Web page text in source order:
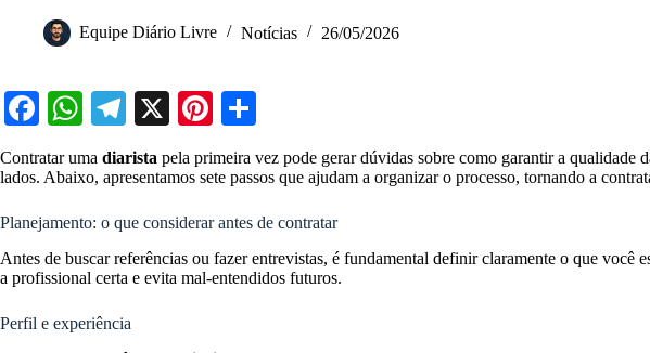
Equipe Diário Livre Notícias 26/05/2026
Fa
ce
bo
ok
W
ha
ts
A
pp
Te
le
gr
a
m
X
Pi
nt
er
es
t
re
Contratar uma diarista pela primeira vez pode gerar dúvidas sobre como garantir a qualidade
lados. Abaixo, apresentamos sete passos que ajudam a organizar o processo, tornando a
Planejamento: o que considerar antes de contratar
Antes de buscar referências ou fazer entrevistas, é fundamental definir claramente o que você
a profissional certa e evita mal-entendidos futuros.
Perfil e experiência